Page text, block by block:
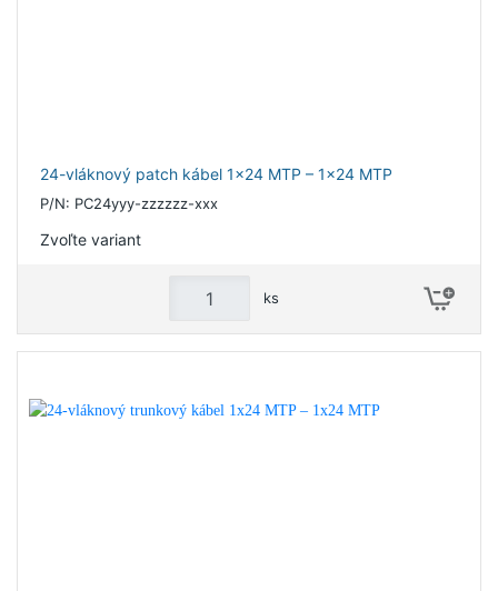
24-vláknový patch kábel 1x24 MTP – 1x24 MTP
P/N: PC24yyy-zzzzzz-xxx
Zvoľte variant
ks